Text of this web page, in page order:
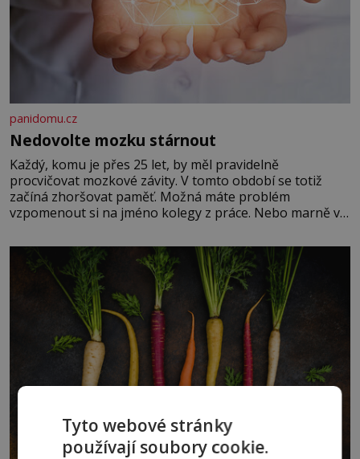
panidomu.cz
Nedovolte mozku stárnout
Každý, komu je přes 25 let, by měl pravidelně
procvičovat mozkové závity. V tomto období se totiž
začíná zhoršovat paměť. Možná máte problém
vzpomenout si na jméno kolegy z práce. Nebo marně v
Je to opravdu tak, s věkem jako kdyby se paměť
rozhodla stávkovat. Cvičte
Tyto webové stránky
používají soubory cookie.